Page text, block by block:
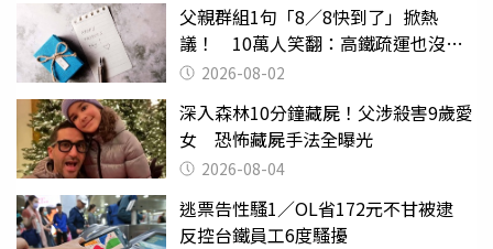
父親群組1句「8／8快到了」掀熱
議！ 10萬人笑翻：高鐵疏運也沒列
父親節
2026-08-02
深入森林10分鐘藏屍！父涉殺害9歲愛
女 恐怖藏屍手法全曝光
2026-08-04
逃票告性騷1／OL省172元不甘被逮
反控台鐵員工6度騷擾